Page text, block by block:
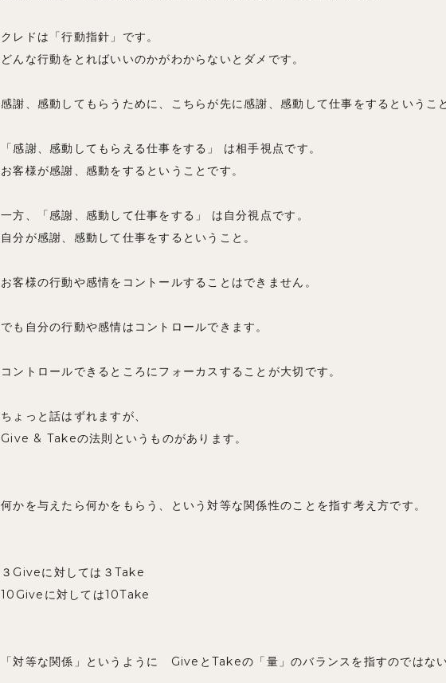
クレドは「行動指針」です。
どんな行動をとればいいのかがわからないとダメです。
感謝、感動してもらうために、こちらが先に感謝、感動して仕事をするというこ
「感謝、感動してもらえる仕事をする」 は相手視点です。
お客様が感謝、感動をするということです。
一方、「感謝、感動して仕事をする」 は自分視点です。
自分が感謝、感動して仕事をするということ。
お客様の行動や感情をコントールすることはできません。
でも自分の行動や感情はコントロールできます。
コントロールできるところにフォーカスすることが大切です。
ちょっと話はずれますが、
Give & Takeの法則というものがあります。
何かを与えたら何かをもらう、という対等な関係性のことを指す考え方です。
３Giveに対しては３Take
10Giveに対しては10Take
「対等な関係」というように GiveとTakeの「量」のバランスを指すのではな